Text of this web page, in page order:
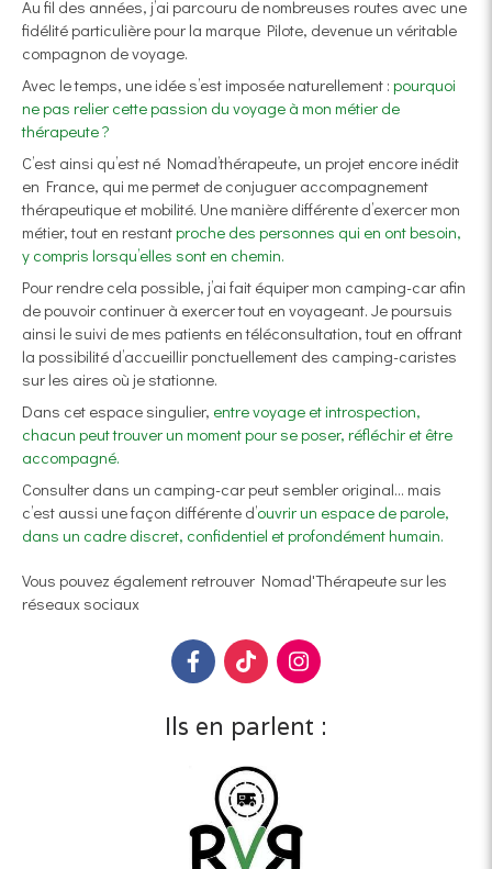
Au fil des années, j’ai parcouru de nombreuses routes avec une
fidélité particulière pour la marque Pilote, devenue un véritable
compagnon de voyage.
Avec le temps, une idée s’est imposée naturellement : pourquoi
ne pas relier cette passion du voyage à mon métier de
thérapeute ?
C’est ainsi qu’est né Nomad’thérapeute, un projet encore inédit
en France, qui me permet de conjuguer accompagnement
thérapeutique et mobilité. Une manière différente d’exercer mon
métier, tout en restant proche des personnes qui en ont besoin,
y compris lorsqu’elles sont en chemin.
Pour rendre cela possible, j’ai fait équiper mon camping-car afin
de pouvoir continuer à exercer tout en voyageant. Je poursuis
ainsi le suivi de mes patients en téléconsultation, tout en offrant
la possibilité d’accueillir ponctuellement des camping-caristes
sur les aires où je stationne.
Dans cet espace singulier, entre voyage et introspection,
chacun peut trouver un moment pour se poser, réfléchir et être
accompagné.
Consulter dans un camping-car peut sembler original… mais
c’est aussi une façon différente d’ouvrir un espace de parole,
dans un cadre discret, confidentiel et profondément humain.
Vous pouvez également retrouver Nomad'Thérapeute sur les
réseaux sociaux
Ils en parlent :